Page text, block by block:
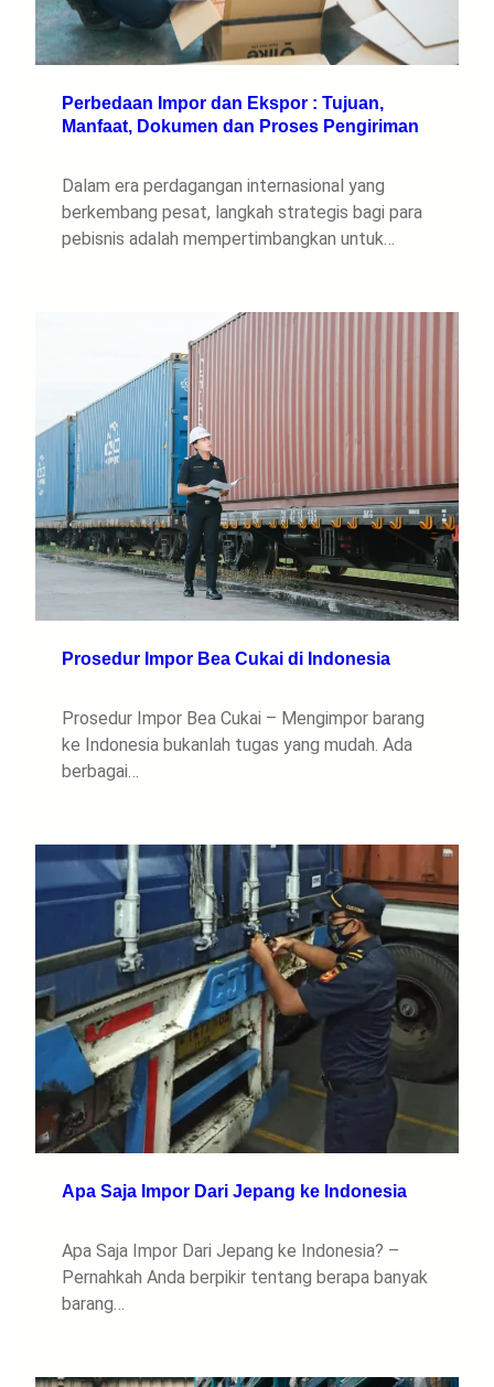
Perbedaan Impor dan Ekspor : Tujuan,
Manfaat, Dokumen dan Proses Pengiriman
Dalam era perdagangan internasional yang
berkembang pesat, langkah strategis bagi para
pebisnis adalah mempertimbangkan untuk…
Prosedur Impor Bea Cukai di Indonesia
Prosedur Impor Bea Cukai – Mengimpor barang
ke Indonesia bukanlah tugas yang mudah. Ada
berbagai…
Apa Saja Impor Dari Jepang ke Indonesia
Apa Saja Impor Dari Jepang ke Indonesia? –
Pernahkah Anda berpikir tentang berapa banyak
barang…